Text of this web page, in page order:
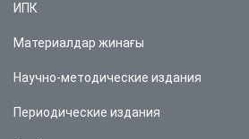
ИПК
Материалдар жинағы
Научно-методические издания
Периодические издания